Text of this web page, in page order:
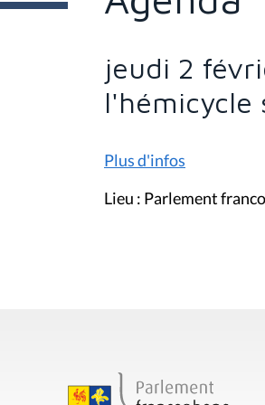
s
:
jeudi 2
l'hémicycle
Plus d'infos
Lieu : Parlement